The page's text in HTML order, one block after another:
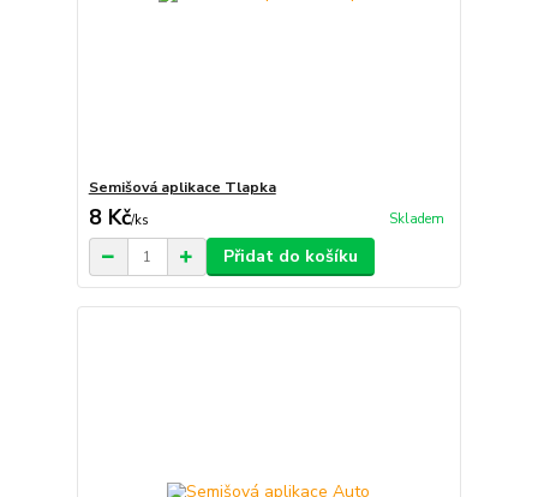
Semišová aplikace Tlapka
8 Kč/ks Skladem
Přidat do košíku